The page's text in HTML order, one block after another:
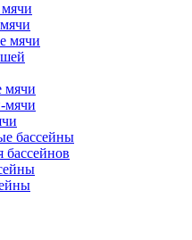
мячи
мячи
мячи
бассейны
бассейнов